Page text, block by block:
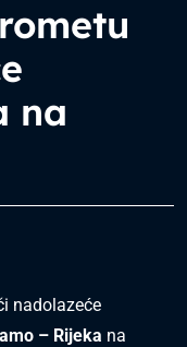
na
nadolazeće
– Rijeka na